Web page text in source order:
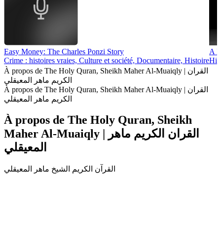
Easy Money: The Charles Ponzi Story
Crime : histoires vraies, Culture et société, Documentaire, Histoire
A
À propos de The Holy Quran, Sheikh Maher Al-Muaiqly | القران
الكريم ماهر المعيقلي
À propos de The Holy Quran, Sheikh Maher Al-Muaiqly | القران
الكريم ماهر المعيقلي
À propos de The Holy Quran, Sheikh
Maher Al-Muaiqly | القران الكريم ماهر
المعيقلي
القرآن الكريم الشيخ ماهر المعيقلي